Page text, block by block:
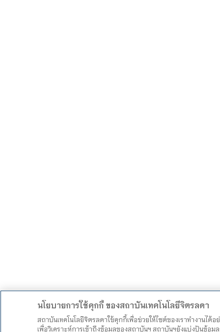
นโยบายการใช้คุกกี้ ของสถาบันเทคโนโลยีจิตรลดา
สถาบันเทคโนโลยีจิตรลดาใช้คุกกี้เพื่อช่วยให้ไซต์ของเราทำงานไ
เพื่อวิเคราะห์การเข้าถึงข้อมูลของสถาบันฯ สถาบันฯยังแบ่งปันข้อ